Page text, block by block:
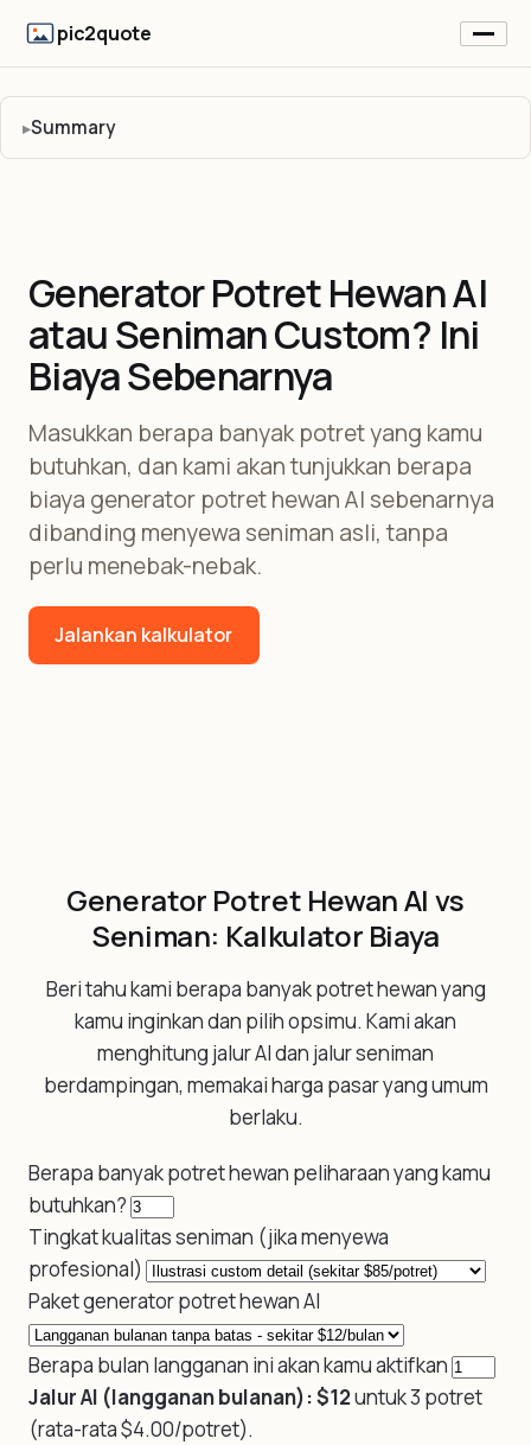
Summary
Generator Potret Hewan AI
atau Seniman Custom? Ini
Biaya Sebenarnya
Masukkan berapa banyak potret yang kamu
butuhkan, dan kami akan tunjukkan berapa
biaya generator potret hewan AI sebenarnya
dibanding menyewa seniman asli, tanpa
perlu menebak-nebak.
Jalankan kalkulator
Generator Potret Hewan AI vs
Seniman: Kalkulator Biaya
Beri tahu kami berapa banyak potret hewan yang
kamu inginkan dan pilih opsimu. Kami akan
menghitung jalur AI dan jalur seniman
berdampingan, memakai harga pasar yang umum
berlaku.
Berapa banyak potret hewan peliharaan yang kamu
butuhkan?
Tingkat kualitas seniman (jika menyewa
profesional)
Paket generator potret hewan AI
Berapa bulan langganan ini akan kamu aktifkan
Jalur AI (langganan bulanan): $12untuk 3 potret
(rata-rata $4.00/potret).
pic2quote